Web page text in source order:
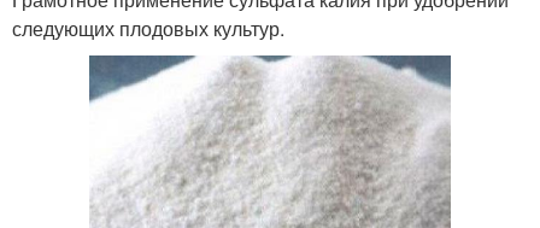
следующих плодовых культур.